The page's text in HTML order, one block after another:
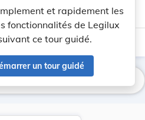
account_circle help Aide
et rapidement les
fonctionnalités de Legilux
ce tour guidé.
un tour guidé
light_mode dark_mode